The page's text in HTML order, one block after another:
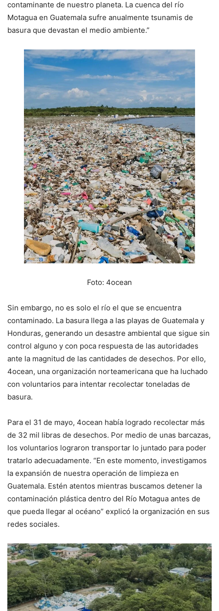
contaminante de nuestro planeta. La cuenca del río
Motagua en Guatemala sufre anualmente tsunamis de
basura que devastan el medio ambiente.”
Foto: 4ocean
Sin embargo, no es solo el río el que se encuentra
contaminado. La basura llega a las playas de Guatemala y
Honduras, generando un desastre ambiental que sigue sin
control alguno y con poca respuesta de las autoridades
ante la magnitud de las cantidades de desechos. Por ello,
4ocean, una organización norteamericana que ha luchado
con voluntarios para intentar recolectar toneladas de
basura.
Para el 31 de mayo, 4ocean había logrado recolectar más
de 32 mil libras de desechos. Por medio de unas barcazas,
los voluntarios lograron transportar lo juntado para poder
tratarlo adecuadamente. “En este momento, investigamos
la expansión de nuestra operación de limpieza en
Guatemala. Estén atentos mientras buscamos detener la
contaminación plástica dentro del Río Motagua antes de
que pueda llegar al océano” explicó la organización en sus
redes sociales.